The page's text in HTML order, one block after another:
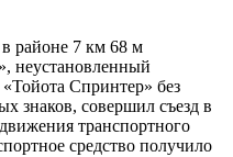
районе 7 км 68 м
неустановленный
Спринтер» без
знаков, совершил съезд в
транспортного
средство получило